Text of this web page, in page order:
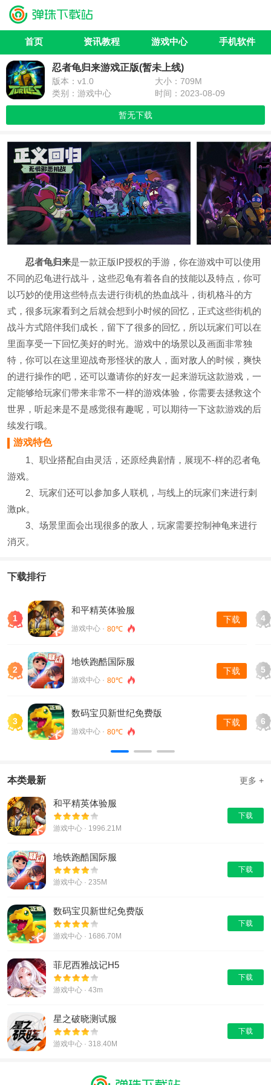
首页 资讯教程 游戏中心 手机软件
忍者龟归来游戏正版(暂未上线)
版本：v1.0
大小：709M
类别：游戏中心
时间：2023-08-09
暂无下载
忍者龟归来是一款正版IP授权的手游，你在游戏中可以使用
不同的忍龟进行战斗，这些忍龟有着各自的技能以及特点，你可
以巧妙的使用这些特点去进行街机的热血战斗，街机格斗的方
式，很多玩家看到之后就会想到小时候的回忆，正式这些街机的
战斗方式陪伴我们成长，留下了很多的回忆，所以玩家们可以在
里面享受一下回忆美好的时光。游戏中的场景以及画面非常独
特，你可以在这里迎战奇形怪状的敌人，面对敌人的时候，爽快
的进行操作的吧，还可以邀请你的好友一起来游玩这款游戏，一
定能够给玩家们带来非常不一样的游戏体验，你需要去拯救这个
世界，听起来是不是感觉很有趣呢，可以期待一下这款游戏的后
续发行哦。
游戏特色
1、职业搭配自由灵活，还原经典剧情，展现不-样的忍者龟
游戏。
2、玩家们还可以参加多人联机，与线上的玩家们来进行刺
激pk。
3、场景里面会出现很多的敌人，玩家需要控制神龟来进行
消灭。
下载排行
1
和平精英体验服
游戏中心 · 80℃
下载
2
地铁跑酷国际服
游戏中心 · 80℃
下载
3
数码宝贝新世纪免费版
游戏中心 · 80℃
下载
4
5
6
本类最新 更多 +
和平精英体验服
游戏中心 · 1996.21M
下载
地铁跑酷国际服
游戏中心 · 235M
下载
数码宝贝新世纪免费版
游戏中心 · 1686.70M
下载
菲尼西雅战记H5
游戏中心 · 43m
下载
星之破晓测试服
游戏中心 · 318.40M
下载